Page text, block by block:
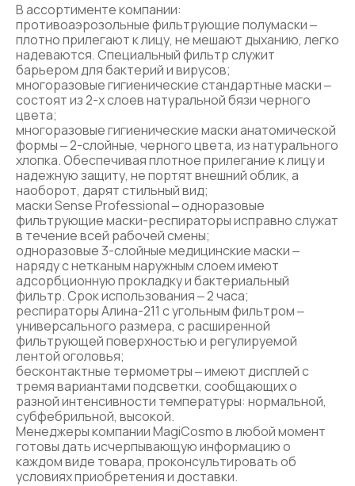
В ассортименте компании:
противоаэрозольные фильтрующие полумаски ‒
плотно прилегают к лицу, не мешают дыханию, легко
надеваются. Специальный фильтр служит
барьером для бактерий и вирусов;
многоразовые гигиенические стандартные маски ‒
состоят из 2-х слоев натуральной бязи черного
цвета;
многоразовые гигиенические маски анатомической
формы ‒ 2-слойные, черного цвета, из натурального
хлопка. Обеспечивая плотное прилегание к лицу и
надежную защиту, не портят внешний облик, а
наоборот, дарят стильный вид;
маски Sense Professional ‒ одноразовые
фильтрующие маски-респираторы исправно служат
в течение всей рабочей смены;
одноразовые 3-слойные медицинские маски ‒
наряду с нетканым наружным слоем имеют
адсорбционную прокладку и бактериальный
фильтр. Срок использования ‒ 2 часа;
респираторы Алина-211 с угольным фильтром ‒
универсального размера, с расширенной
фильтрующей поверхностью и регулируемой
лентой оголовья;
бесконтактные термометры ‒ имеют дисплей с
тремя вариантами подсветки, сообщающих о
разной интенсивности температуры: нормальной,
субфебрильной, высокой.
Менеджеры компании MagiCosmo в любой момент
готовы дать исчерпывающую информацию о
каждом виде товара, проконсультировать об
условиях приобретения и доставки.